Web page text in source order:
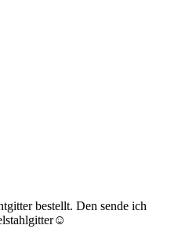
bestellt. Den sende ich